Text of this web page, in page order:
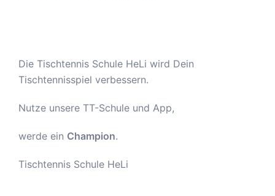
Die Tischtennis Schule HeLi wird Dein
Tischtennisspiel verbessern.
Nutze unsere TT-Schule und App,
werde ein Champion.
Tischtennis Schule HeLi